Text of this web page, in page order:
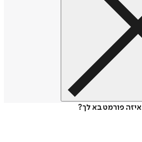
איזה פורמט בא לך?